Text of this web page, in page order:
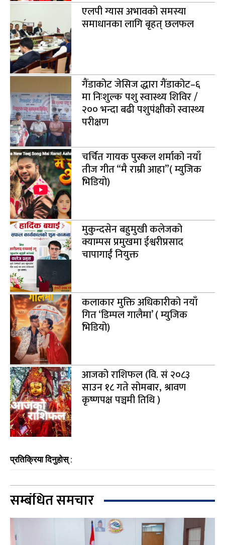
एलपी ग्यास अभावको समस्या
समाधानका लागि बृहत् छलफल
गैंडाकोट जेसिज द्धारा गैंडाकोट–६
मा निःशुल्क पशु स्वास्थ्य शिविर /
२०० भन्दा बढी पशुपंक्षीको स्वास्थ्य
परीक्षण
चर्चित गायक पुस्कल शर्माको नयाँ
तीज गीत “मै राम्री आहा”( म्युजिक
भिडियो)
मुकुन्दसेन बहुमुखी कलेजको
क्याम्पस प्रमुखमा ईश्वरीप्रसाद
चापागाईं नियुक्त
कलाकार मुक्ति अधिकारीको नयाँ
गित ‘डिम्पल गालैमा’ ( म्युजिक
भिडियो)
आजको राशिफल (वि. सं २०८३
साउन १८ गते सोमबार, श्रावण
कृष्णपक्ष पञ्चमी तिथि )
प्रतिक्रिया दिनुहोस् :
सम्बंधित समचार